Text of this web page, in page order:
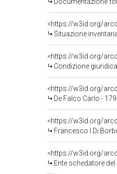
<https://w3id.org/
Situazione
<https://w3id.org/
Condizione
<https://w3id.org/
De Falco Carlo -
<https://w3id.org/
Francesco I Di
<https://w3id.org/
Ente schedatore del